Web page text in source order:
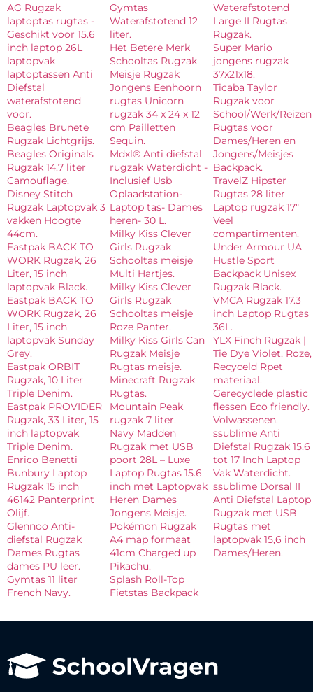
AG Rugzak
laptoptas rugtas -
Geschikt voor 15.6
inch laptop 26L
laptopvak
laptoptassen Anti
Diefstal
waterafstotend
voor.
Beagles Brunete
Rugzak Lichtgrijs.
Beagles Originals
Rugzak 14.7 liter
Camouflage.
Disney Stitch
Rugzak Laptopvak 3
vakken Hoogte
44cm.
Eastpak BACK TO
WORK Rugzak, 26
Liter, 15 inch
laptopvak Black.
Eastpak BACK TO
WORK Rugzak, 26
Liter, 15 inch
laptopvak Sunday
Grey.
Eastpak ORBIT
Rugzak, 10 Liter
Triple Denim.
Eastpak PROVIDER
Rugzak, 33 Liter, 15
inch laptopvak
Triple Denim.
Enrico Benetti
Bunbury Laptop
Rugzak 15 inch
46142 Panterprint
Olijf.
Glennoo Anti-
diefstal Rugzak
Dames Rugtas
dames PU leer.
Gymtas 11 liter
French Navy.
Gymtas
Waterafstotend 12
liter.
Het Betere Merk
Schooltas Rugzak
Meisje Rugzak
Jongens Eenhoorn
rugtas Unicorn
rugzak 34 x 24 x 12
cm Pailletten
Sequin.
Mdxl® Anti diefstal
rugzak Waterdicht -
Inclusief Usb
Oplaadstation-
Laptop tas- Dames
heren- 30 L.
Milky Kiss Clever
Girls Rugzak
Schooltas meisje
Multi Hartjes.
Milky Kiss Clever
Girls Rugzak
Schooltas meisje
Roze Panter.
Milky Kiss Girls Can
Rugzak Meisje
Rugtas meisje.
Minecraft Rugzak
Rugtas.
Mountain Peak
rugzak 7 liter.
Navy Madden
Rugzak met USB
poort 28L – Luxe
Laptop Rugtas 15.6
inch met Laptopvak
Heren Dames
Jongens Meisje.
Pokémon Rugzak
A4 map formaat
41cm Charged up
Pikachu.
Splash Roll-Top
Fietstas Backpack
Waterafstotend
Large II Rugtas
Rugzak.
Super Mario
jongens rugzak
37x21x18.
Ticaba Taylor
Rugzak voor
School/Werk/Reizen
Rugtas voor
Dames/Heren en
Jongens/Meisjes
Backpack.
TravelZ Hipster
Rugtas 28 liter
Laptop rugzak 17″
Veel
compartimenten.
Under Armour UA
Hustle Sport
Backpack Unisex
Rugzak Black.
VMCA Rugzak 17.3
inch Laptop Rugtas
36L.
YLX Finch Rugzak |
Tie Dye Violet, Roze,
Recyceld Rpet
materiaal.
Gerecyclede plastic
flessen Eco friendly.
Volwassenen.
ssublime Anti
Diefstal Rugzak 15.6
tot 17 Inch Laptop
Vak Waterdicht.
ssublime Dorsal II
Anti Diefstal Laptop
Rugzak met USB
Rugtas met
laptopvak 15,6 inch
Dames/Heren.